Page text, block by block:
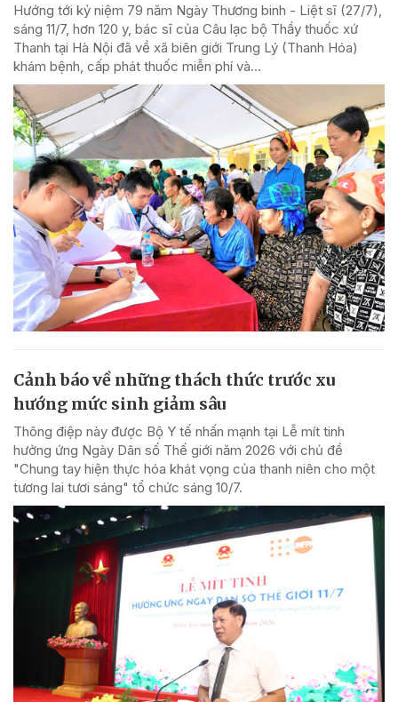
Hướng tới kỷ niệm 79 năm Ngày Thương binh - Liệt sĩ (27/7),
sáng 11/7, hơn 120 y, bác sĩ của Câu lạc bộ Thầy thuốc xứ
Thanh tại Hà Nội đã về xã biên giới Trung Lý (Thanh Hóa)
khám bệnh, cấp phát thuốc miễn phí và...
Cảnh báo về những thách thức trước xu
hướng mức sinh giảm sâu
Thông điệp này được Bộ Y tế nhấn mạnh tại Lễ mít tinh
hưởng ứng Ngày Dân số Thế giới năm 2026 với chủ đề
"Chung tay hiện thực hóa khát vọng của thanh niên cho một
tương lai tươi sáng" tổ chức sáng 10/7.